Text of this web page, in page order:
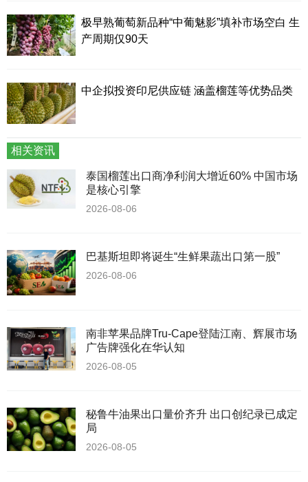
极早熟葡萄新品种“中葡魅影”填补市场空白 生
产周期仅90天
中企拟投资印尼供应链 涵盖榴莲等优势品类
相关资讯
泰国榴莲出口商净利润大增近60% 中国市场
是核心引擎
2026-08-06
巴基斯坦即将诞生“生鲜果蔬出口第一股”
2026-08-06
南非苹果品牌Tru-Cape登陆江南、辉展市场
广告牌强化在华认知
2026-08-05
秘鲁牛油果出口量价齐升 出口创纪录已成定
局
2026-08-05